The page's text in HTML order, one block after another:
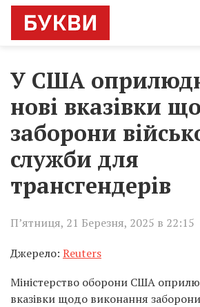
У США
нові вказівки
заборони
служби для
трансгендерів
П’ятниця, 21 Березня, 2025 в 22:15
Джерело: Reuters
Міністерство оборони США
вказівки щодо виконання